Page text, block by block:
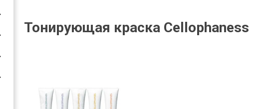
Тонирующая краска Cellophaness